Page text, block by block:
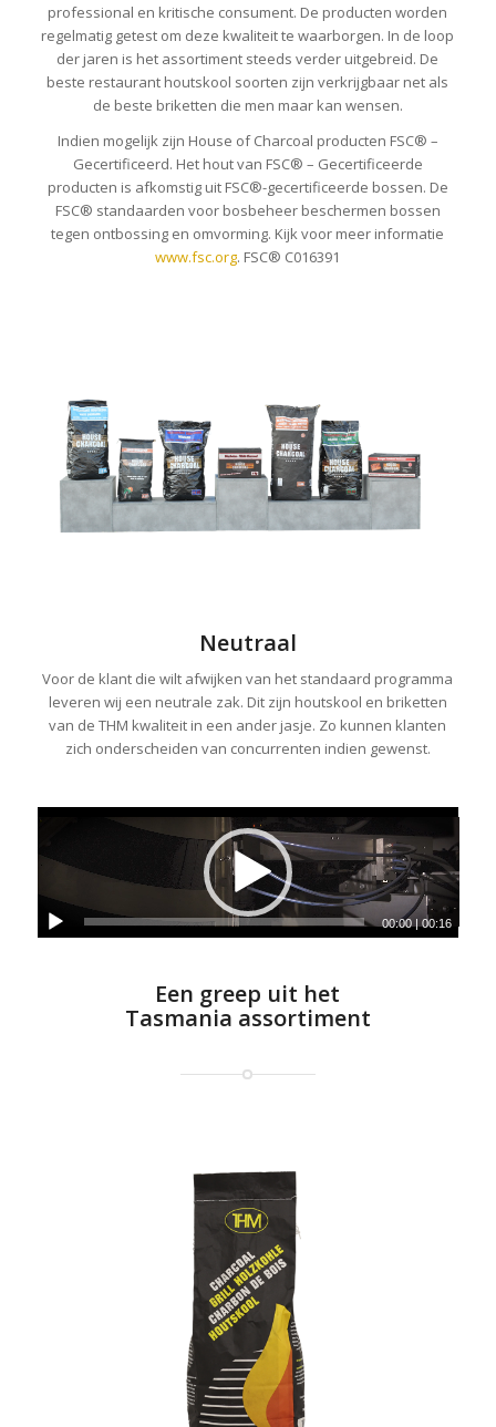
professional en kritische consument. De producten worden
regelmatig getest om deze kwaliteit te waarborgen. In de loop
der jaren is het assortiment steeds verder uitgebreid. De
beste restaurant houtskool soorten zijn verkrijgbaar net als
de beste briketten die men maar kan wensen.
Indien mogelijk zijn House of Charcoal producten FSC® –
Gecertificeerd. Het hout van FSC® – Gecertificeerde
producten is afkomstig uit FSC®-gecertificeerde bossen. De
FSC® standaarden voor bosbeheer beschermen bossen
tegen ontbossing en omvorming. Kijk voor meer informatie
www.fsc.org. FSC® C016391
Neutraal
Voor de klant die wilt afwijken van het standaard programma
leveren wij een neutrale zak. Dit zijn houtskool en briketten
van de THM kwaliteit in een ander jasje. Zo kunnen klanten
zich onderscheiden van concurrenten indien gewenst.
00:00 |00:16
Een greep uit het
Tasmania assortiment